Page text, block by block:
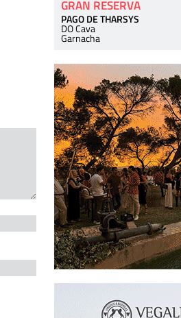
GRAN RESERVA
PAGO DE THARSYS
DO Cava
Garnacha